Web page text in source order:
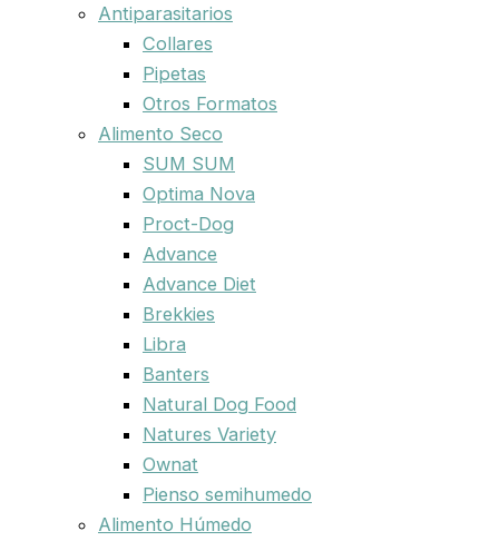
Antiparasitarios
Collares
Pipetas
Otros Formatos
Alimento Seco
SUM SUM
Optima Nova
Proct-Dog
Advance
Advance Diet
Brekkies
Libra
Banters
Natural Dog Food
Natures Variety
Ownat
Pienso semihumedo
Alimento Húmedo